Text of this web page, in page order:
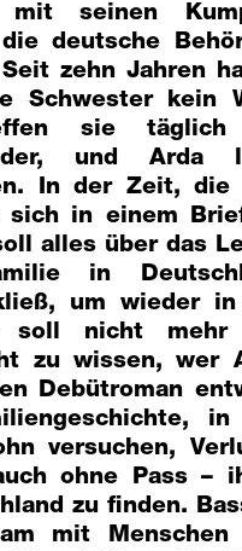
seinen
deutsche
zehn Jahren
Schwester kein
sie
und Arda
In der Zeit, die
sich in einem
alles über das
in
um wieder
soll nicht mehr
zu wissen, wer
Debütroman
in
versuchen,
ohne Pass –
zu finden.
mit Menschen